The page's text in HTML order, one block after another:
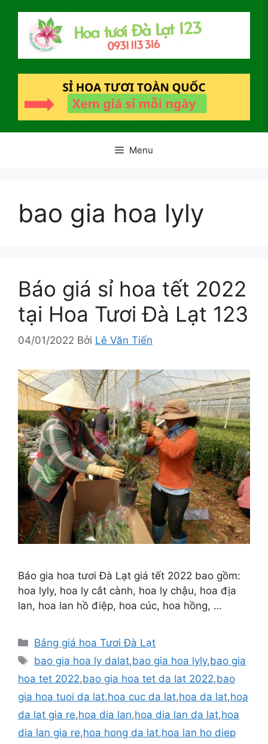
Menu
bao gia hoa lyly
Báo giá sỉ hoa tết 2022
tại Hoa Tươi Đà Lạt 123
04/01/2022 Bởi Lê Văn Tiến
Báo gia hoa tươi Đà Lạt giá tết 2022 bao gồm:
hoa lyly, hoa ly cắt cành, hoa ly chậu, hoa địa
lan, hoa lan hồ điệp, hoa cúc, hoa hồng, …
Danh
mục
Bảng giá hoa Tươi Đà Lạt
Thẻ
bao gia hoa ly dalat,bao gia hoa lyly,bao gia
hoa tet 2022,bao gia hoa tet da lat 2022,bao
gia hoa tuoi da lat,hoa cuc da lat,hoa da lat,hoa
da lat gia re,hoa dia lan,hoa dia lan da lat,hoa
dia lan gia re,hoa hong da lat,hoa lan ho diep